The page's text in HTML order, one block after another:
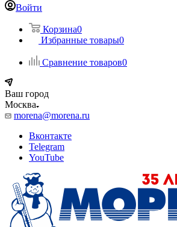
Войти
Корзина0
Избранные товары0
Сравнение товаров0
Ваш город
Москва
morena@morena.ru
Вконтакте
Telegram
YouTube